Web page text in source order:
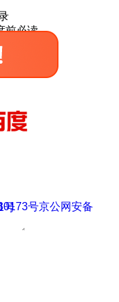
前必读
号
号